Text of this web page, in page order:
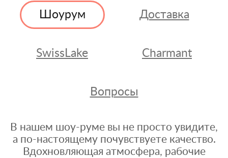
Шоурум Доставка
SwissLake Charmant
Вопросы
В нашем шоу-руме вы не просто увидите,
а по-настоящему почувствуете качество.
Вдохновляющая атмосфера, рабочие